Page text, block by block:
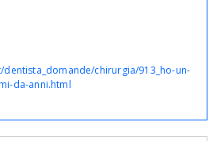
chirurgia/913_ho-un-
da-anni.html